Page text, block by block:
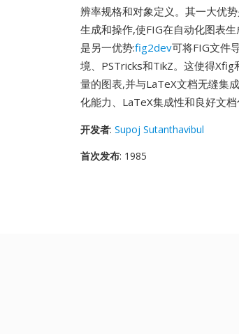
辨率规格和对象定义。其一大优
生成和操作,使FIG在自动化图表
是另一优势:fig2dev可将FIG文件
境、PSTricks和TikZ。这使得
量的图表,并与LaTeX文档无缝集
化能力、LaTeX集成性和良好文
开发者: Supoj Sutanthavibul
首次发布: 1985